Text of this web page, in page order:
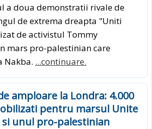
a doua demonstratii rivale de
de extrema dreapta "Uniti
de activistul Tommy
mars pro-palestinian care
Nakba. ...continuare.
amploare la Londra: 4.000
pentru marsul Unite
unul pro-palestinian